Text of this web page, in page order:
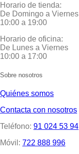
Horario de tienda:
De Domingo a Viernes
10:00 a 19:00
Horario de oficina:
De Lunes a Viernes
10:00 a 17:00
Sobre nosotros
Quiénes somos
Contacta con nosotros
Teléfono: 91 024 53 94
Móvil: 722 888 996